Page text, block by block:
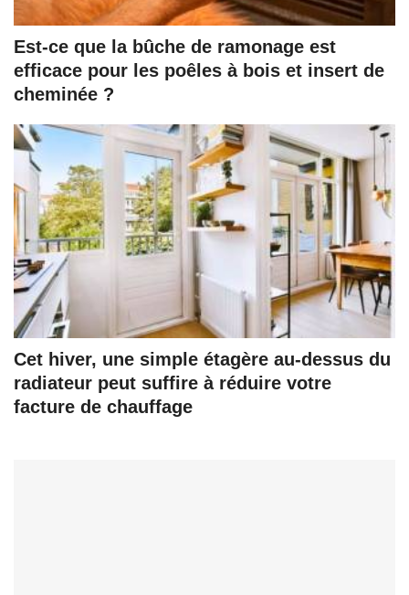
Est-ce que la bûche de ramonage est
efficace pour les poêles à bois et insert de
cheminée ?
Cet hiver, une simple étagère au-dessus du
radiateur peut suffire à réduire votre
facture de chauffage